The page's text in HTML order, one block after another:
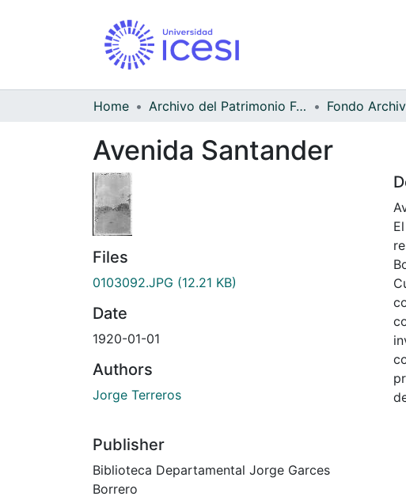
Home Archivo del Patrimonio Fotográfico y Fílmico del Valle del Cauca
Avenida Santander
Files
0103092.JPG (12.21 KB)
Date
1920-01-01
Authors
Jorge Terreros
Publisher
Biblioteca Departamental Jorge Garces
Borrero